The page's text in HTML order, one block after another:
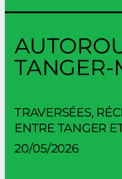
TANGER-
TRAVERSÉES,
ENTRE TANGER
20/05/2026